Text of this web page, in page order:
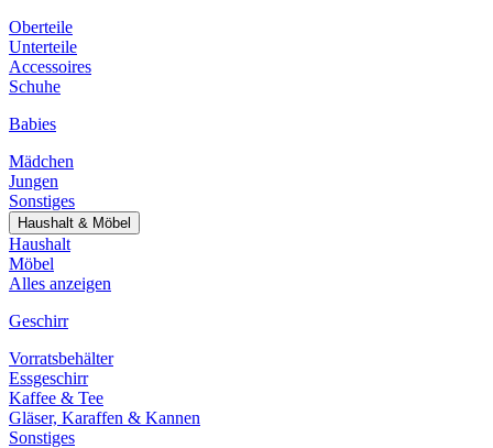
Oberteile
Unterteile
Accessoires
Schuhe
Babies
Mädchen
Jungen
Sonstiges
Haushalt & Möbel
Haushalt
Möbel
Alles anzeigen
Geschirr
Vorratsbehälter
Essgeschirr
Kaffee & Tee
Gläser, Karaffen & Kannen
Sonstiges